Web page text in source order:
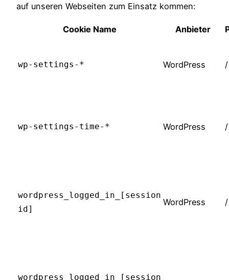
auf unseren Webseiten zum Einsatz kommen:
Cookie Name Anbieter
wp-settings-* WordPress /
wp-settings-time-* WordPress /
wordpress_logged_in_[session
id]
WordPress /
wordpress_logged_in_[session